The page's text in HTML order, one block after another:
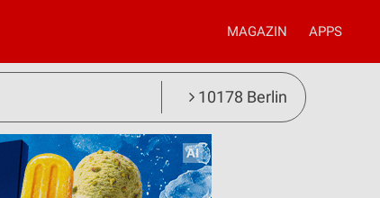
MAGAZIN APPS
10178 Berlin